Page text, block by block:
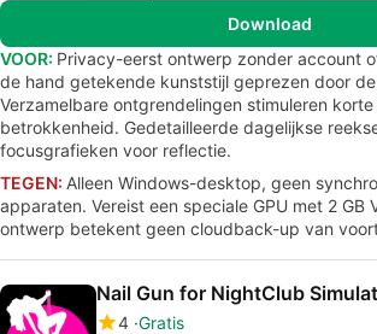
Download
VOOR: Privacy-eerst ontwerp zonder account
de hand getekende kunststijl geprezen door
Verzamelbare ontgrendelingen stimuleren
betrokkenheid. Gedetailleerde dagelijkse
focusgrafieken voor reflectie.
TEGEN: Alleen Windows-desktop, geen
apparaten. Vereist een speciale GPU met 2 GB
ontwerp betekent geen cloudback-up van
Nail Gun for NightClub
4 Gratis